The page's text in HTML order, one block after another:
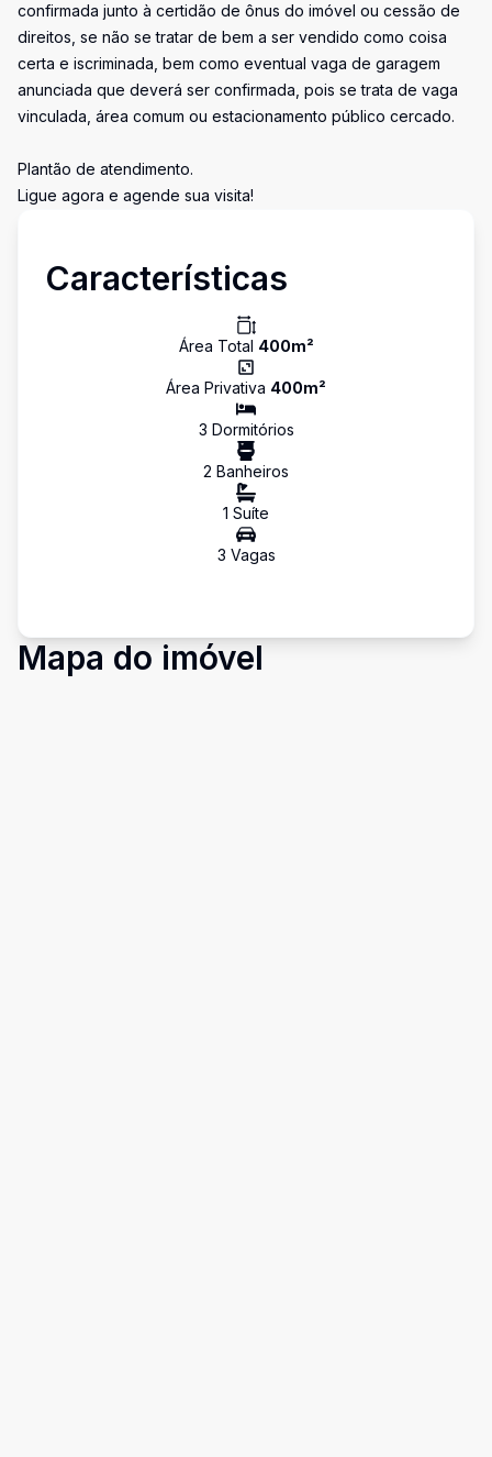
confirmada junto à certidão de ônus do imóvel ou cessão de
direitos, se não se tratar de bem a ser vendido como coisa
certa e iscriminada, bem como eventual vaga de garagem
anunciada que deverá ser confirmada, pois se trata de vaga
vinculada, área comum ou estacionamento público cercado.
Plantão de atendimento.
Ligue agora e agende sua visita!
Características
Área Total 400m²
Área Privativa 400m²
3 Dormitórios
2 Banheiros
1 Suíte
3 Vagas
Mapa do imóvel